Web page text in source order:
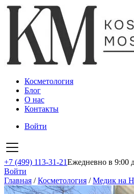
Косметология
Блог
О нас
Контакты
Войти
+7 (499) 113-31-21Ежедневно в 9:00
Войти
Главная /Косметология /Медик на